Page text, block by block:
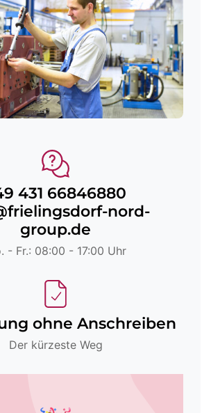
431 66846880
nord-
group.de
- Fr.: 08:00 - 17:00 Uhr
ohne Anschreiben
Der kürzeste Weg